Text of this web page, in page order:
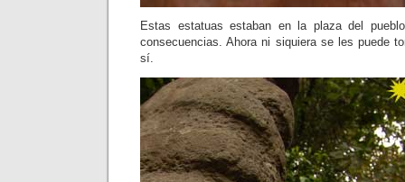
Estas estatuas estaban en la plaza del
consecuencias. Ahora ni siquiera se les puede
sí.